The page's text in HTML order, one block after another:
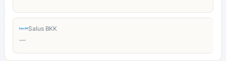
Salus BKK
—